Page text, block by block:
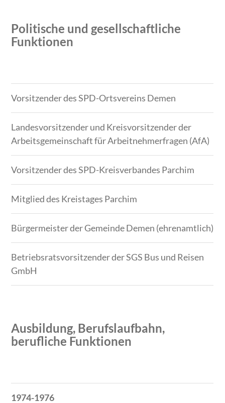
Politische und gesellschaftliche
Funktionen
Zeitraum
Tätigkeit
Vorsitzender des SPD-Ortsvereins Demen
Landesvorsitzender und Kreisvorsitzender der
Arbeitsgemeinschaft für Arbeitnehmerfragen (AfA)
Vorsitzender des SPD-Kreisverbandes Parchim
Mitglied des Kreistages Parchim
Bürgermeister der Gemeinde Demen (ehrenamtlich)
Betriebsratsvorsitzender der SGS Bus und Reisen
GmbH
Ausbildung, Berufslaufbahn,
berufliche Funktionen
Zeitraum
Tätigkeit
1974-1976